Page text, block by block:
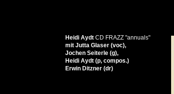
Heidi Aydt CD FRAZZ "annuals"
mit Jutta Glaser (voc),
Jochen Seiterle (g),
Heidi Aydt (p, compos.)
Erwin Ditzner (dr)